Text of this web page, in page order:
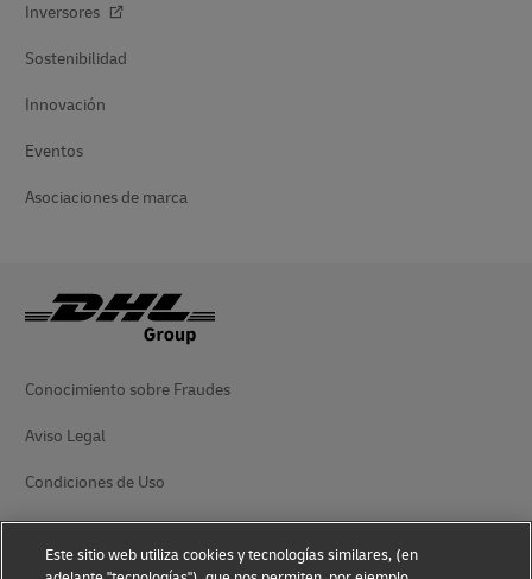
Inversores
Sostenibilidad
Innovación
Eventos
Asociaciones de marca
Conocimiento sobre Fraudes
Aviso Legal
Condiciones de Uso
Aviso de Privacidad
Información Adicional
Este sitio web utiliza cookies y tecnologías similares, (en